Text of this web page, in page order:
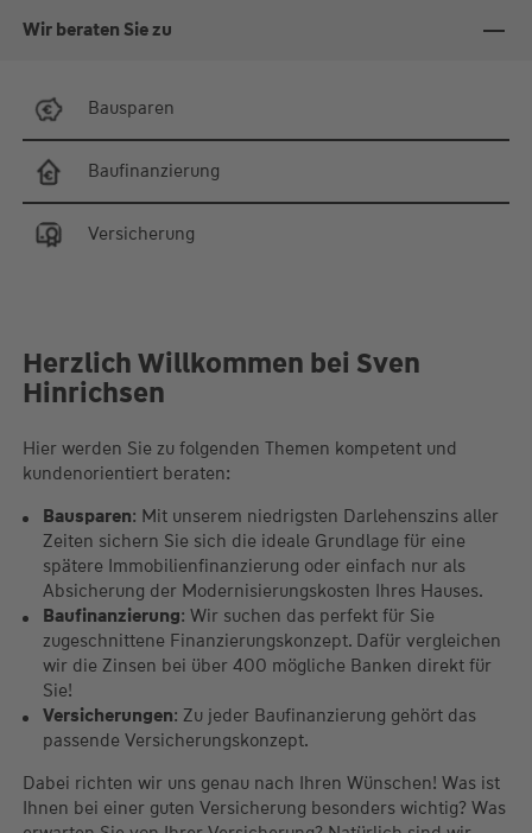
Wir beraten Sie zu
Bausparen
Baufinanzierung
Versicherung
Herzlich Willkommen bei Sven
Hinrichsen
Hier werden Sie zu folgenden Themen kompetent und
kundenorientiert beraten:
Bausparen: Mit unserem niedrigsten Darlehenszins aller
Zeiten sichern Sie sich die ideale Grundlage für eine
spätere Immobilienfinanzierung oder einfach nur als
Absicherung der Modernisierungskosten Ihres Hauses.
Baufinanzierung: Wir suchen das perfekt für Sie
zugeschnittene Finanzierungskonzept. Dafür vergleichen
wir die Zinsen bei über 400 mögliche Banken direkt für
Sie!
Versicherungen: Zu jeder Baufinanzierung gehört das
passende Versicherungskonzept.
Dabei richten wir uns genau nach Ihren Wünschen! Was ist
Ihnen bei einer guten Versicherung besonders wichtig? Was